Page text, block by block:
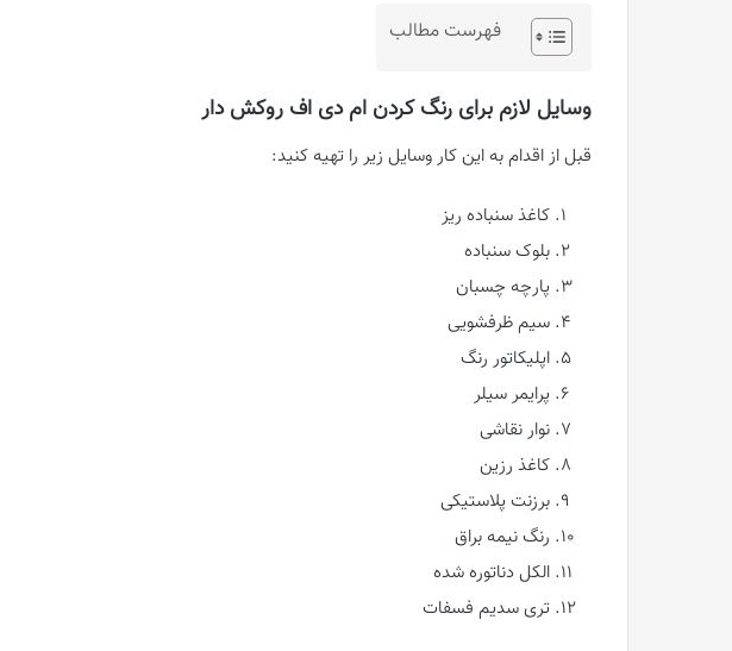
فهرست مطالب
وسایل لازم برای رنگ کردن ام دی اف روکش دار
قبل از اقدام به این کار وسایل زیر را تهیه کنید:
کاغذ سنباده ریز
بلوک سنباده
پارچه چسبان
سیم ظرفشویی
اپلیکاتور رنگ
پرایمر سیلر
نوار نقاشی
کاغذ رزین
برزنت پلاستیکی
رنگ نیمه براق
الکل دناتوره شده
تری سدیم فسفات